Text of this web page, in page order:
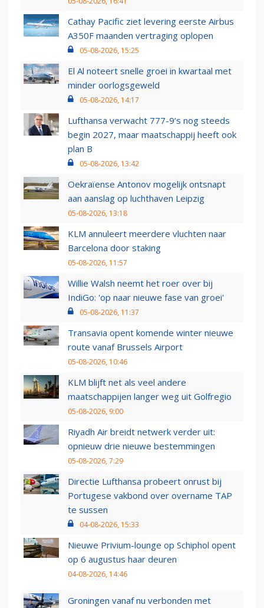
Cathay Pacific ziet levering eerste Airbus
A350F maanden vertraging oplopen
05-08-2026, 15:25
El Al noteert snelle groei in kwartaal met
minder oorlogsgeweld
05-08-2026, 14:17
Lufthansa verwacht 777-9’s nog steeds
begin 2027, maar maatschappij heeft ook
plan B
05-08-2026, 13:42
Oekraïense Antonov mogelijk ontsnapt
aan aanslag op luchthaven Leipzig
05-08-2026, 13:18
KLM annuleert meerdere vluchten naar
Barcelona door staking
05-08-2026, 11:57
Willie Walsh neemt het roer over bij
IndiGo: 'op naar nieuwe fase van groei'
05-08-2026, 11:37
Transavia opent komende winter nieuwe
route vanaf Brussels Airport
05-08-2026, 10:46
KLM blijft net als veel andere
maatschappijen langer weg uit Golfregio
05-08-2026, 9:00
Riyadh Air breidt netwerk verder uit:
opnieuw drie nieuwe bestemmingen
05-08-2026, 7:29
Directie Lufthansa probeert onrust bij
Portugese vakbond over overname TAP
te sussen
04-08-2026, 15:33
Nieuwe Privium-lounge op Schiphol opent
op 6 augustus haar deuren
04-08-2026, 14:46
Groningen vanaf nu verbonden met